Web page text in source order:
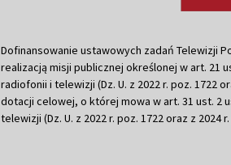
Dofinansowanie ustawowych zadań Telewizji
realizacją misji publicznej określonej w art. 21
radiofonii i telewizji (Dz. U. z 2022 r. poz. 1722
dotacji celowej, o której mowa w art. 31 ust. 2
telewizji (Dz. U. z 2022 r. poz. 1722 oraz z 2024